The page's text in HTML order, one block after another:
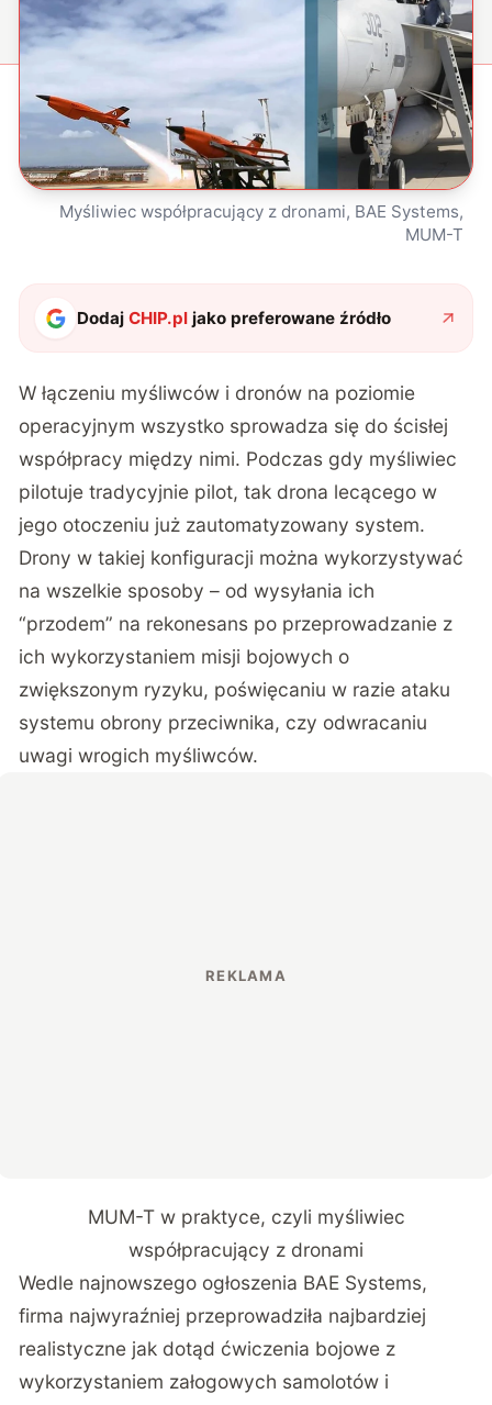
Myśliwiec współpracujący z dronami, BAE Systems,
MUM-T
DodajCHIP.pl jako preferowane źródło
W łączeniu myśliwców i dronów na poziomie
operacyjnym wszystko sprowadza się do ścisłej
współpracy między nimi. Podczas gdy myśliwiec
pilotuje tradycyjnie pilot, tak drona lecącego w
jego otoczeniu już zautomatyzowany system.
Drony w takiej konfiguracji można wykorzystywać
na wszelkie sposoby – od wysyłania ich
“przodem” na rekonesans po przeprowadzanie z
ich wykorzystaniem misji bojowych o
zwiększonym ryzyku, poświęcaniu w razie ataku
systemu obrony przeciwnika, czy odwracaniu
uwagi wrogich myśliwców.
MUM-T w praktyce, czyli myśliwiec
współpracujący z dronami
Wedle najnowszego ogłoszenia BAE Systems,
firma najwyraźniej przeprowadziła najbardziej
realistyczne jak dotąd ćwiczenia bojowe z
wykorzystaniem załogowych samolotów i